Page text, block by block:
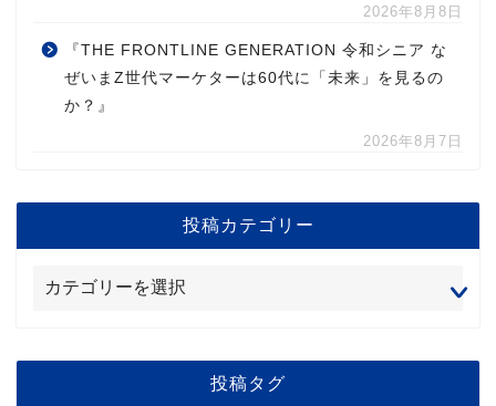
2026年8月8日
『THE FRONTLINE GENERATION 令和シニア な
ぜいまZ世代マーケターは60代に「未来」を見るの
か？』
2026年8月7日
投稿カテゴリー
投稿タグ